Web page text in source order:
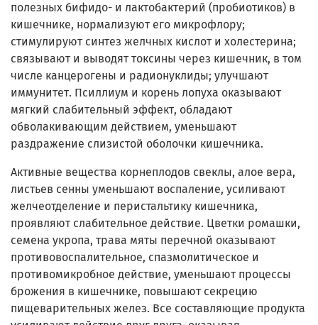
полезных бифидо- и лактобактерий (пробиотиков) в
кишечнике, нормализуют его микрофлору;
стимулируют синтез желчных кислот и холестерина;
связывают и выводят токсины через кишечник, в том
числе канцерогены и радионуклиды; улучшают
иммунитет. Псиллиум и корень лопуха оказывают
мягкий слабительный эффект, обладают
обволакивающим действием, уменьшают
раздражение слизистой оболочки кишечника.
Активные вещества корнеплодов свеклы, алое вера,
листьев сенны уменьшают воспаление, усиливают
желчеотделение и перистальтику кишечника,
проявляют слабительное действие. Цветки ромашки,
семена укропа, трава мяты перечной оказывают
противовоспалительное, спазмолитическое и
противомикробное действие, уменьшают процессы
брожения в кишечнике, повышают секрецию
пищеварительных желез. Все составляющие продукта